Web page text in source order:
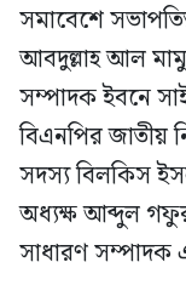
সমাবেশে
আবদুল্লাহ আল
সম্পাদক ইবনে
বিএনপির জাতীয়
সদস্য বিলকিস
অধ্যক্ষ আব্দুল
সাধারণ সম্পাদক